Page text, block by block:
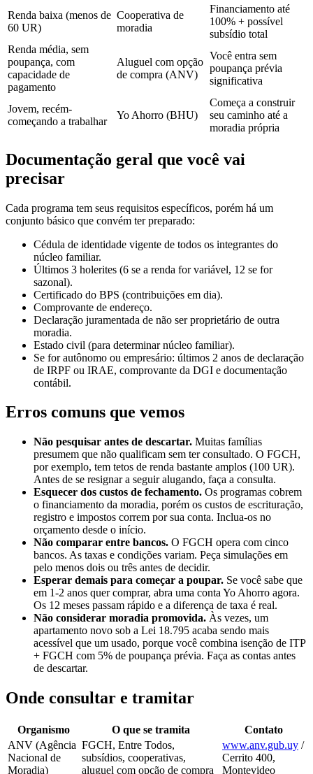
Renda baixa (menos de
60 UR)
Cooperativa de
moradia
Financiamento até
100% + possível
subsídio total
Renda média, sem
poupança, com
capacidade de
pagamento
Aluguel com opção
de compra (ANV)
Você entra sem
poupança prévia
significativa
Jovem, recém-
começando a trabalhar
Yo Ahorro (BHU)
Começa a construir
seu caminho até a
moradia própria
Documentação geral que você vai
precisar
Cada programa tem seus requisitos específicos, porém há um
conjunto básico que convém ter preparado:
Cédula de identidade vigente de todos os integrantes do
núcleo familiar.
Últimos 3 holerites (6 se a renda for variável, 12 se for
sazonal).
Certificado do BPS (contribuições em dia).
Comprovante de endereço.
Declaração juramentada de não ser proprietário de outra
moradia.
Estado civil (para determinar núcleo familiar).
Se for autônomo ou empresário: últimos 2 anos de declaração
de IRPF ou IRAE, comprovante da DGI e documentação
contábil.
Erros comuns que vemos
Não pesquisar antes de descartar. Muitas famílias
presumem que não qualificam sem ter consultado. O FGCH,
por exemplo, tem tetos de renda bastante amplos (100 UR).
Antes de se resignar a seguir alugando, faça a consulta.
Esquecer dos custos de fechamento. Os programas cobrem
o financiamento da moradia, porém os custos de escrituração,
registro e impostos correm por sua conta. Inclua-os no
orçamento desde o início.
Não comparar entre bancos. O FGCH opera com cinco
bancos. As taxas e condições variam. Peça simulações em
pelo menos dois ou três antes de decidir.
Esperar demais para começar a poupar. Se você sabe que
em 1-2 anos quer comprar, abra uma conta Yo Ahorro agora.
Os 12 meses passam rápido e a diferença de taxa é real.
Não considerar moradia promovida. Às vezes, um
apartamento novo sob a Lei 18.795 acaba sendo mais
acessível que um usado, porque você combina isenção de ITP
+ FGCH com 5% de poupança prévia. Faça as contas antes
de descartar.
Onde consultar e tramitar
Organismo O que se tramita
Contato
ANV (Agência
Nacional de
Moradia)
FGCH, Entre Todos,
subsídios, cooperativas,
aluguel com opção de compra
www.anv.gub.uy /
Cerrito 400,
Montevideo